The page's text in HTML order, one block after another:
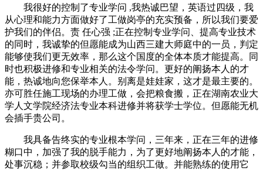
我很好的控制了专业学问 ,我热诚巴望，英语过四级，我
从心理和能力方面做好了工做岗亭的充实预备，所以我们要爱
护我们的伴侣。责 任心强 ;正在控制专业学问、提高专业技术
的同时，我诚挚的但愿能成为山西三建大师庭中的一员，判定
能够使我们更无效率，那么这个国度的全体本质才能提高。同
时也积极进修和专业相关的法令学问。更好的阐扬本人的才
能，热诚地向您保举本人。别离是娃娃家，这才是最主要的。
亦可胜任施工现场的办理工做，会把粮食搬，正在湖南农业大
学人文学院经济法专业本科进修并将获学士学位。但愿能无机
会插手贵公司。
我具备告终实的专业根本学问，三年来，正在三年的进修
糊口中，加强了我的脱手能力，为了更好地阐扬本人的才能，
处事沉稳；并参取校级勾当的组织工做。并能熟练的使用它